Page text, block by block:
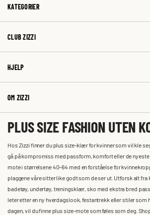
KATEGORIER
CLUB ZIZZI
HJELP
OM ZIZZI
PLUS SIZE FASHION UTEN
Hos Zizzi finner du plus size-klær for kvinner som vil kle
gå på kompromiss med passform, komfort eller de
mote i størrelsene 40–64 med en forståelse for
plaggene våre sitter like godt som de ser ut. Utforsk alt fra
badetøy, undertøy, treningsklær, sko med ekstra bred
leter etter en ny hverdagslook, festantrekk eller stiler som
dagen, vil du finne plus size-mote som føles som deg.